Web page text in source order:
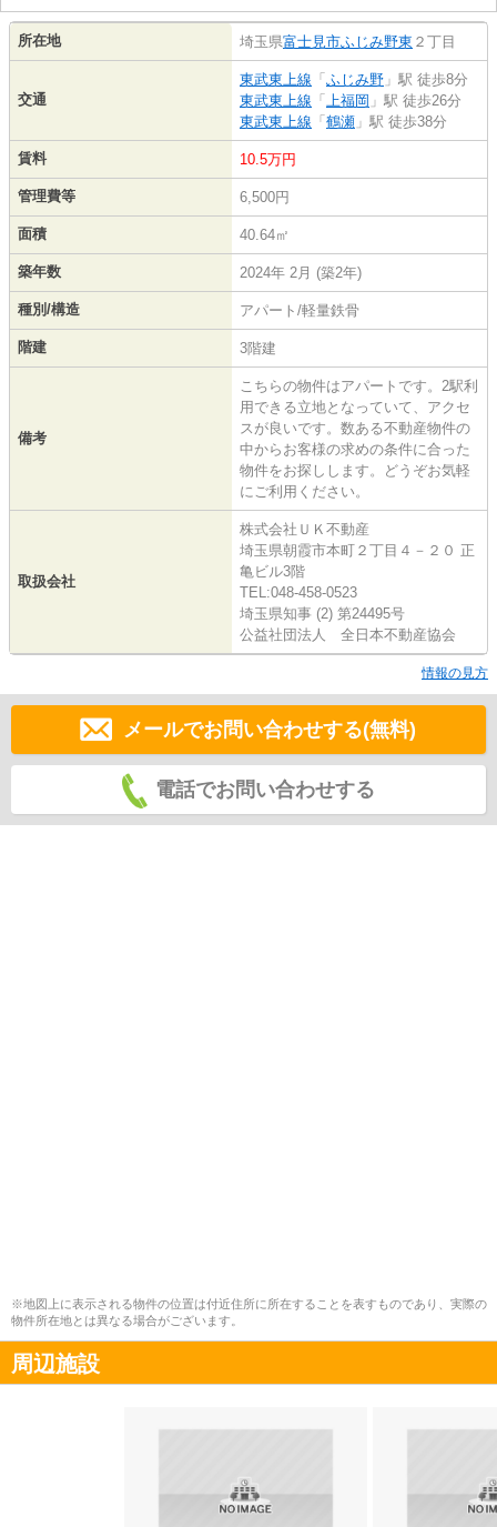
所在地 埼玉県富士見市ふじみ野東 ２丁目
交通
東武東上線 「 ふじみ野 」駅 徒歩8分
東武東上線 「 上福岡 」駅 徒歩26分
東武東上線 「 鶴瀬 」駅 徒歩38分
賃料 10.5万円
管理費等 6,500円
面積 40.64㎡
築年数 2024年 2月 (築2年)
種別/構造 アパート/軽量鉄骨
階建 3階建
備考
こちらの物件はアパートです。2駅利
用できる立地となっていて、アクセ
スが良いです。数ある不動産物件の
中からお客様の求めの条件に合った
物件をお探しします。どうぞお気軽
にご利用ください。
取扱会社
株式会社ＵＫ不動産
埼玉県朝霞市本町２丁目４－２０ 正
亀ビル3階
TEL:048-458-0523
埼玉県知事 (2) 第24495号
公益社団法人 全日本不動産協会
情報の見方
メールでお問い合わせする(無料)
電話でお問い合わせする
※地図上に表示される物件の位置は付近住所に所在することを表すものであり、実際の
物件所在地とは異なる場合がございます。
周辺施設